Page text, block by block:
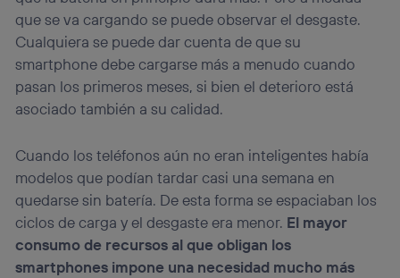
que se va cargando se puede observar el desgaste.
Cualquiera se puede dar cuenta de que su
smartphone debe cargarse más a menudo cuando
pasan los primeros meses, si bien el deterioro está
asociado también a su calidad.
Cuando los teléfonos aún no eran inteligentes había
modelos que podían tardar casi una semana en
quedarse sin batería. De esta forma se espaciaban los
ciclos de carga y el desgaste era menor. El mayor
consumo de recursos al que obligan los
smartphones impone una necesidad mucho más